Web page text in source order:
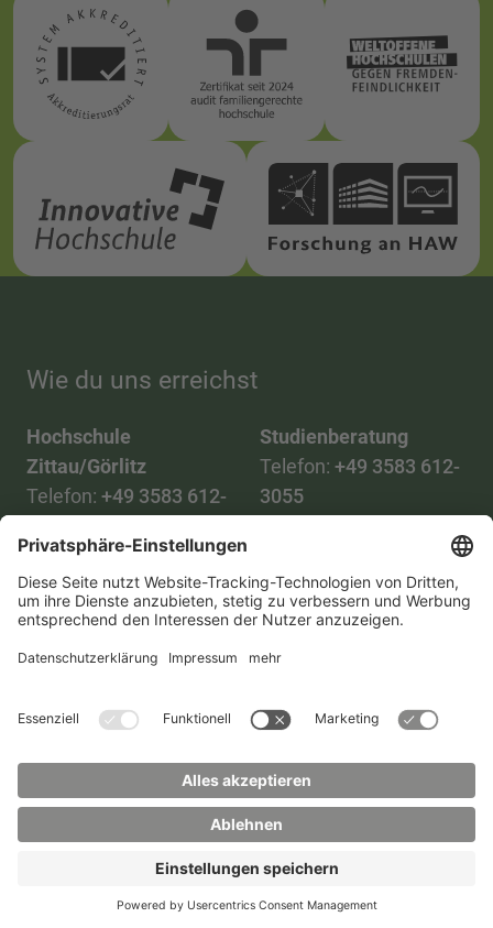
Wie du uns erreichst
Hochschule
Zittau/Görlitz
Telefon: +49 3583 612-
Mail:info(at)hszg.de
Studienberatung
Telefon: +49 3583 612-
3055
Mail:
stud.info(at)hszg.de
TransparenzgesetzKontakt Lageplan